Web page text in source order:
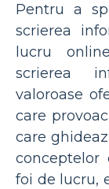
Pentru a
scrierea
lucru
scrierea
valoroase
care
care
conceptelor
foi de lucru,